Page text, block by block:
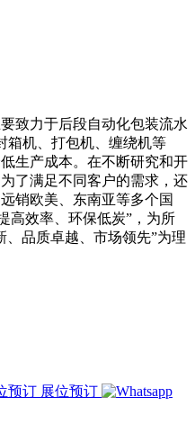
致力于后段自动化包装流水
箱机、打包机、缠绕机等
生产成本。在不断研究和开
了满足不同客户的需求，还
销欧美、东南亚等多个国
高效率、环保低炭”，为所
品质卓越、市场领先”为理
展位预订